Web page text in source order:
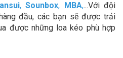
,Sounbox, MBA,...Với đội
đầu, các bạn sẽ được trải
được những loa kéo phù hợp